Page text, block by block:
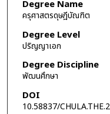
Degree Name
ครุศาสตรดุษฎีบัณฑิต
Degree Level
ปริญญาเอก
Degree Discipline
พัฒนศึกษา
DOI
10.58837/